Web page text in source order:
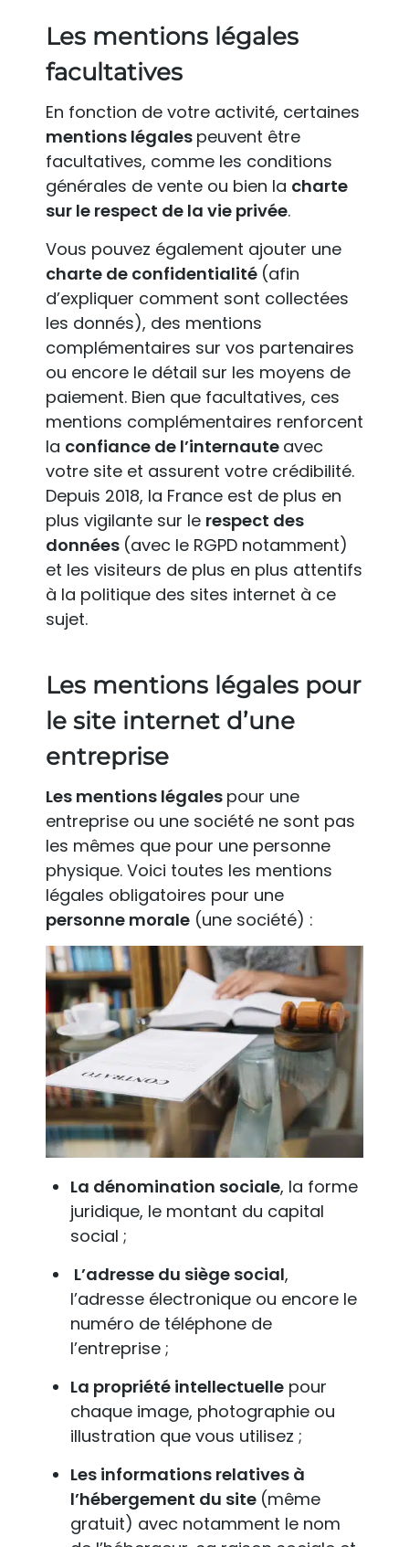
Les mentions légales
facultatives
En fonction de votre activité, certaines
mentions légales peuvent être
facultatives, comme les conditions
générales de vente ou bien la charte
sur le respect de la vie privée.
Vous pouvez également ajouter une
charte de confidentialité (afin
d’expliquer comment sont collectées
les donnés), des mentions
complémentaires sur vos partenaires
ou encore le détail sur les moyens de
paiement. Bien que facultatives, ces
mentions complémentaires renforcent
la confiance de l’internaute avec
votre site et assurent votre crédibilité.
Depuis 2018, la France est de plus en
plus vigilante sur le respect des
données (avec le RGPD notamment)
et les visiteurs de plus en plus attentifs
à la politique des sites internet à ce
sujet.
Les mentions légales pour
le site internet d’une
entreprise
Les mentions légales pour une
entreprise ou une société ne sont pas
les mêmes que pour une personne
physique. Voici toutes les mentions
légales obligatoires pour une
personne morale (une société) :
La dénomination sociale, la forme
juridique, le montant du capital
social ;
L’adresse du siège social,
l’adresse électronique ou encore le
numéro de téléphone de
l’entreprise ;
La propriété intellectuelle pour
chaque image, photographie ou
illustration que vous utilisez ;
Les informations relatives à
l’hébergement du site (même
gratuit) avec notamment le nom